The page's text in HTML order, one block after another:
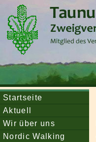
Startseite
Aktuell
Wir über uns
Nordic Walking